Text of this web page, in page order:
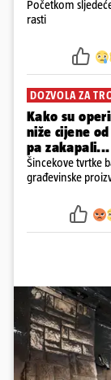
Početkom
rasti
DOZVOLA ZA
Kako su
niže cijene
pa zakapali...
Šincekove tvrtke
građevinske